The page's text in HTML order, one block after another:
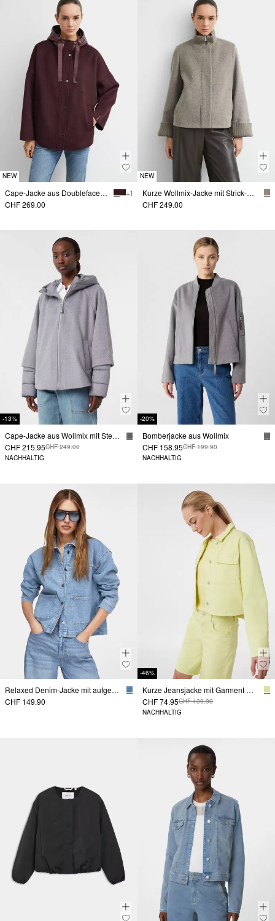
NEW
Cape-Jacke aus Doubleface mit Nylon-Kapuze
+ 1
CHF 269.00
NEW
Kurze Wollmix-Jacke mit Strick-Details
CHF 249.00
-13%
Cape-Jacke aus Wollmix mit Steppdetails
CHF 215.95CHF 249.00
NACHHALTIG
-20%
Bomberjacke aus Wollmix
CHF 158.95CHF 199.90
NACHHALTIG
Relaxed Denim-Jacke mit aufgesetzten Taschen
CHF 149.90
-46%
Kurze Jeansjacke mit Garment Dye und aufgesetzten Brusttaschen
CHF 74.95CHF 139.90
NACHHALTIG